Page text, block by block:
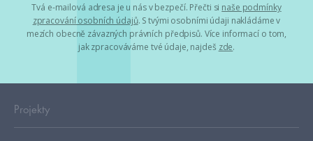
Tvá e-mailová adresa je u nás v bezpečí. Přečti si naše podmínky
zpracování osobních údajů. S tvými osobními údaji nakládáme v
mezích obecně závazných právních předpisů. Více informací o tom,
jak zpracováváme tvé údaje, najdeš zde.
Projekty